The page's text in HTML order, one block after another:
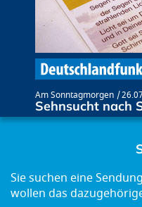
Am Sonntagmorgen
Sehnsucht nach